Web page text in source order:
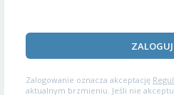
Zalogowanie oznacza akceptację
aktualnym brzmieniu. Jeśli nie